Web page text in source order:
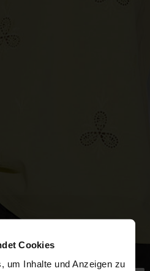
Cookies
um Inhalte und Anzeigen zu